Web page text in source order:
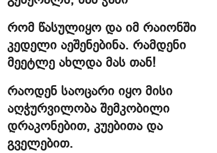
რომ წასულიყო და იმ რაიონში
კედელი აეშენებინა. რამდენი
მეეტლე ახლდა მას თან!
რაოდენ საოცარი იყო მისი
აღჭურვილობა შემკობილი
დრაკონებით, კუებითა და
გველებით.